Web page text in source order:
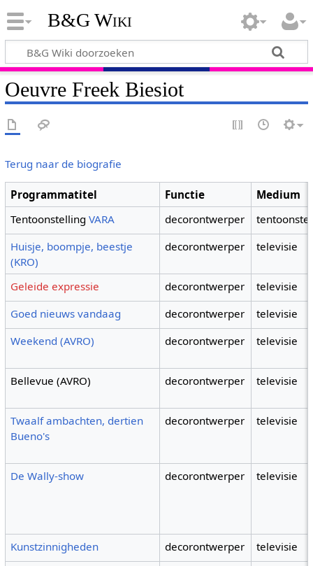
B&G Wiki
Oeuvre Freek Biesiot
Terug naar de biografie
Programmatitel Functie
Medium
TentoonstellingVARA decorontwerper
Huisje, boompje, beestje
(KRO)
decorontwerper televisie
Geleide expressie decorontwerper
televisie
Goed nieuws vandaag
decorontwerper
televisie
Weekend (AVRO)
decorontwerper televisie
Bellevue (AVRO) decorontwerper televisie
Twaalf ambachten, dertien
Bueno's
decorontwerper televisie
De Wally-show decorontwerper televisie
Kunstzinnigheden decorontwerper
televisie